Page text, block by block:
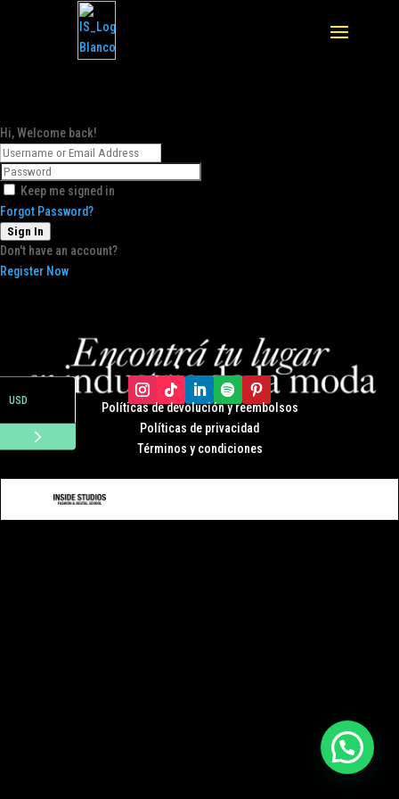
Hi, Welcome back!
Keep me signed in
Forgot Password?
Sign In
Don't have an account?
Register Now
Políticas de devolución y reembolsos
Políticas de privacidad
Términos y condiciones
USD